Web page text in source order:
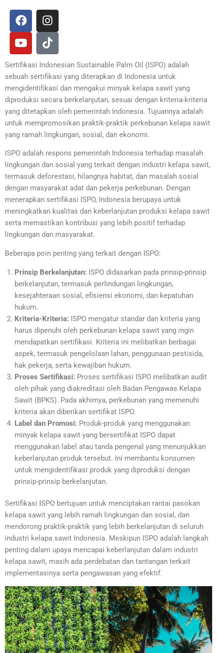
F
a
c
e
b
o
o
k
I
n
s
t
a
g
r
a
m
Y
o
u
t
u
b
e
T
i
k
t
o
k
Sertifikasi Indonesian Sustainable Palm Oil (ISPO) adalah
sebuah sertifikasi yang diterapkan di Indonesia untuk
mengidentifikasi dan mengakui minyak kelapa sawit yang
diproduksi secara berkelanjutan, sesuai dengan kriteria-kriteria
yang ditetapkan oleh pemerintah Indonesia. Tujuannya adalah
untuk mempromosikan praktik-praktik perkebunan kelapa sawit
yang ramah lingkungan, sosial, dan ekonomi.
ISPO adalah respons pemerintah Indonesia terhadap masalah
lingkungan dan sosial yang terkait dengan industri kelapa sawit,
termasuk deforestasi, hilangnya habitat, dan masalah sosial
dengan masyarakat adat dan pekerja perkebunan. Dengan
menerapkan sertifikasi ISPO, Indonesia berupaya untuk
meningkatkan kualitas dan keberlanjutan produksi kelapa sawit
serta memastikan kontribusi yang lebih positif terhadap
lingkungan dan masyarakat.
Beberapa poin penting yang terkait dengan ISPO:
Prinsip Berkelanjutan: ISPO didasarkan pada prinsip-prinsip
berkelanjutan, termasuk perlindungan lingkungan,
kesejahteraan sosial, efisiensi ekonomi, dan kepatuhan
hukum.
Kriteria-Kriteria: ISPO mengatur standar dan kriteria yang
harus dipenuhi oleh perkebunan kelapa sawit yang ingin
mendapatkan sertifikasi. Kriteria ini melibatkan berbagai
aspek, termasuk pengelolaan lahan, penggunaan pestisida,
hak pekerja, serta kewajiban hukum.
Proses Sertifikasi: Proses sertifikasi ISPO melibatkan audit
oleh pihak yang diakreditasi oleh Badan Pengawas Kelapa
Sawit (BPKS). Pada akhirnya, perkebunan yang memenuhi
kriteria akan diberikan sertifikat ISPO.
Label dan Promosi: Produk-produk yang menggunakan
minyak kelapa sawit yang bersertifikat ISPO dapat
menggunakan label atau tanda pengenal yang menunjukkan
keberlanjutan produk tersebut. Ini membantu konsumen
untuk mengidentifikasi produk yang diproduksi dengan
prinsip-prinsip berkelanjutan.
Sertifikasi ISPO bertujuan untuk menciptakan rantai pasokan
kelapa sawit yang lebih ramah lingkungan dan sosial, dan
mendorong praktik-praktik yang lebih berkelanjutan di seluruh
industri kelapa sawit Indonesia. Meskipun ISPO adalah langkah
penting dalam upaya mencapai keberlanjutan dalam industri
kelapa sawit, masih ada perdebatan dan tantangan terkait
implementasinya serta pengawasan yang efektif.